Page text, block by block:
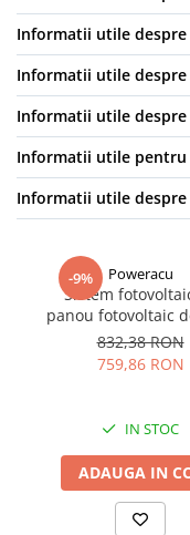
Informatii utile
Informatii utile
Informatii utile
Informatii utile
Informatii utile despre
-9% Poweracu
Sistem
panou fotovoltaic
832,38 RON
759,86 RON
IN STOC
ADAUGA IN